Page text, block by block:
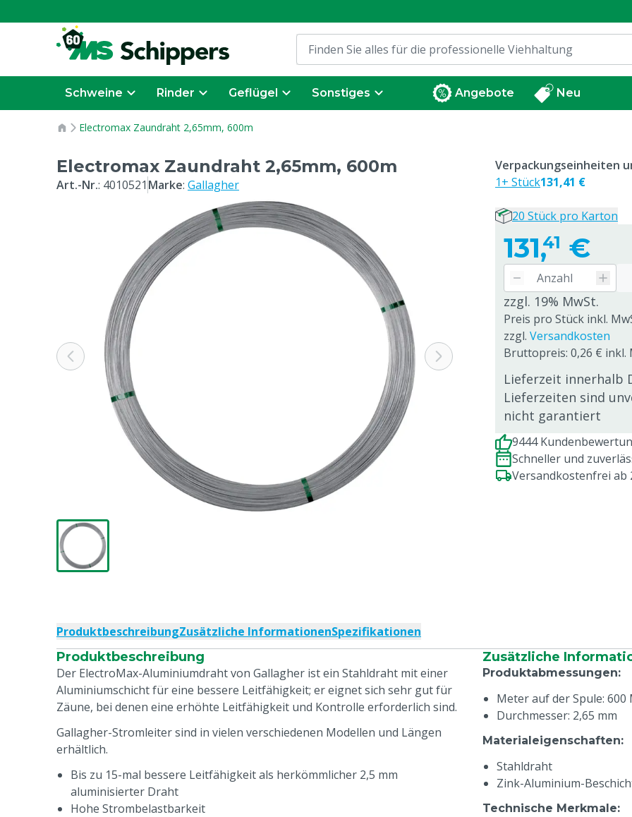
Schweine Rinder Geflügel Sonstiges Angebote Neu
Electromax Zaundraht 2,65mm, 600m
Electromax Zaundraht 2,65mm, 600m
Art.-Nr.: 4010521 Marke: Gallagher
131,41 €
zzgl. 19% MwSt.
Preis pro Stück inkl.
zzgl. Versandkosten
Bruttopreis: 0,26 € inkl.
Lieferzeit innerhalb
Lieferzeiten sind
nicht garantiert
Verpackungseinheiten
1+ Stück131,41 €
20 Stück pro Karton
9444
Schneller und
Versandkostenfrei ab
ProduktbeschreibungZusätzliche InformationenSpezifikationen
Produktbeschreibung
Der ElectroMax-Aluminiumdraht von Gallagher ist ein Stahldraht mit einer
Aluminiumschicht für eine bessere Leitfähigkeit; er eignet sich sehr gut für
Zäune, bei denen eine erhöhte Leitfähigkeit und Kontrolle erforderlich sind.
Gallagher-Stromleiter sind in vielen verschiedenen Modellen und Längen
erhältlich.
Bis zu 15-mal bessere Leitfähigkeit als herkömmlicher 2,5 mm
aluminisierter Draht
Hohe Strombelastbarkeit
Zusätzliche
Produktabmessungen:
Meter auf der Spule: 600
Durchmesser: 2,65 mm
Materialeigenschaften:
Stahldraht
Zink-Aluminium-
Technische Merkmale: